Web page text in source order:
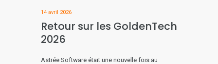
14 avril 2026
Retour sur les GoldenTech
2026
Astrée Software était une nouvelle fois au